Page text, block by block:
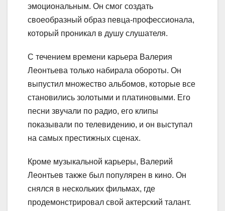
эмоциональным. Он смог создать
своеобразный образ певца-профессионала,
который проникал в душу слушателя.
С течением времени карьера Валерия
Леонтьева только набирала обороты. Он
выпустил множество альбомов, которые все
становились золотыми и платиновыми. Его
песни звучали по радио, его клипы
показывали по телевидению, и он выступал
на самых престижных сценах.
Кроме музыкальной карьеры, Валерий
Леонтьев также был популярен в кино. Он
снялся в нескольких фильмах, где
продемонстрировал свой актерский талант.